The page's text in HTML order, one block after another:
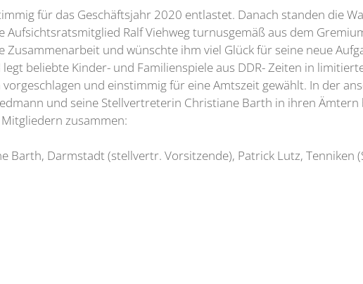
für das Geschäftsjahr 2020 entlastet. Danach standen die
Ralf Viehweg turnusgemäß aus dem
und wünschte ihm viel Glück für seine neue
beliebte Kinder- und Familienspiele aus DDR- Zeiten in
und einstimmig für eine Amtszeit gewählt. In der
und seine Stellvertreterin Christiane Barth in ihren
zusammen:
Barth, Darmstadt (stellvertr. Vorsitzende), Patrick Lutz, Tenniken